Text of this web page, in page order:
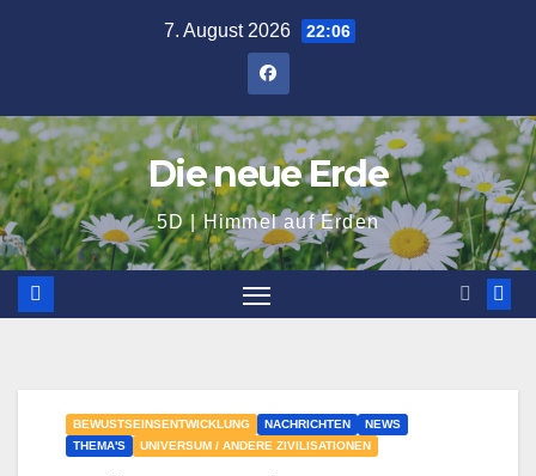
7. August 2026 22:06
Die neue Erde
5D | Himmel auf Erden
BEWUSTSEINSENTWICKLUNG NACHRICHTEN
NEWS
THEMA'S
UNIVERSUM / ANDERE ZIVILISATIONEN